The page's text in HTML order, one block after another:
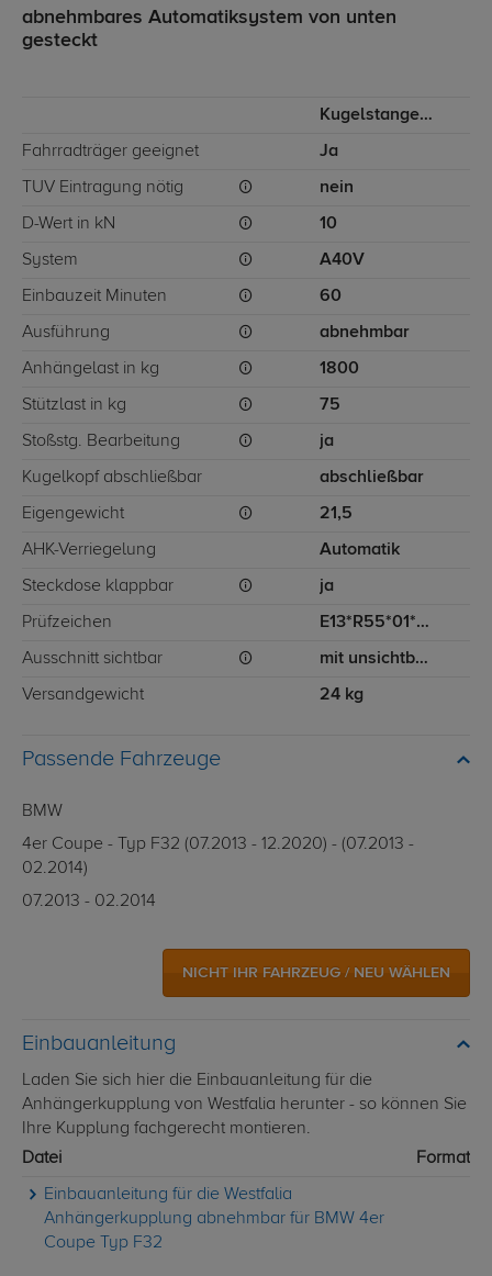
abnehmbares Automatiksystem von unten
gesteckt
Kugelstange von unten gesteckt
Fahrradträger geeignet Ja
TÜV Eintragung nötig nein
D-Wert in kN 10
System A40V
Einbauzeit Minuten 60
Ausführung abnehmbar
Anhängelast in kg 1800
Stützlast in kg 75
Stoßstg. Bearbeitung ja
Kugelkopf abschließbar abschließbar
Eigengewicht 21,5
AHK-Verriegelung Automatik
Steckdose klappbar ja
Prüfzeichen E13*R55*01*3484
Ausschnitt sichtbar mit unsichtbarem Ausschnitt für Stoßstange
Versandgewicht 24 kg
Passende Fahrzeuge
BMW
4er Coupe - Typ F32 (07.2013 - 12.2020) - (07.2013 -
02.2014)
07.2013 - 02.2014
NICHT IHR FAHRZEUG / NEU WÄHLEN
Einbauanleitung
Laden Sie sich hier die Einbauanleitung für die
Anhängerkupplung von Westfalia herunter - so können Sie
Ihre Kupplung fachgerecht montieren.
Datei
Format
Einbauanleitung für die Westfalia
Anhängerkupplung abnehmbar für BMW 4er
Coupe Typ F32